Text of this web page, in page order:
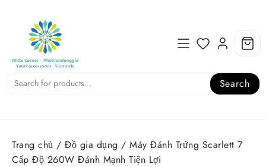
content
Search
Trang chủ / Đồ gia dụng / Máy Đánh Trứng Scarlett 7
Cấp Độ 260W Đánh Mạnh Tiện Lợi